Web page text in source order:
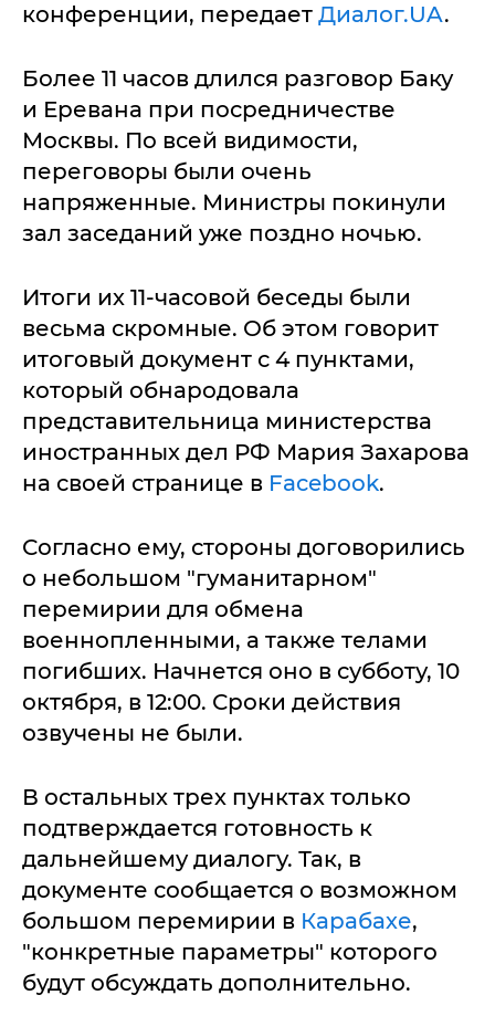
конференции, передает Диалог.UA.
Более 11 часов длился разговор Баку
и Еревана при посредничестве
Москвы. По всей видимости,
переговоры были очень
напряженные. Министры покинули
зал заседаний уже поздно ночью.
Итоги их 11-часовой беседы были
весьма скромные. Об этом говорит
итоговый документ с 4 пунктами,
который обнародовала
представительница министерства
иностранных дел РФ Мария Захарова
на своей странице в Facebook.
Согласно ему, стороны договорились
о небольшом "гуманитарном"
перемирии для обмена
военнопленными, а также телами
погибших. Начнется оно в субботу, 10
октября, в 12:00. Сроки действия
озвучены не были.
В остальных трех пунктах только
подтверждается готовность к
дальнейшему диалогу. Так, в
документе сообщается о возможном
большом перемирии в Карабахе,
"конкретные параметры" которого
будут обсуждать дополнительно.